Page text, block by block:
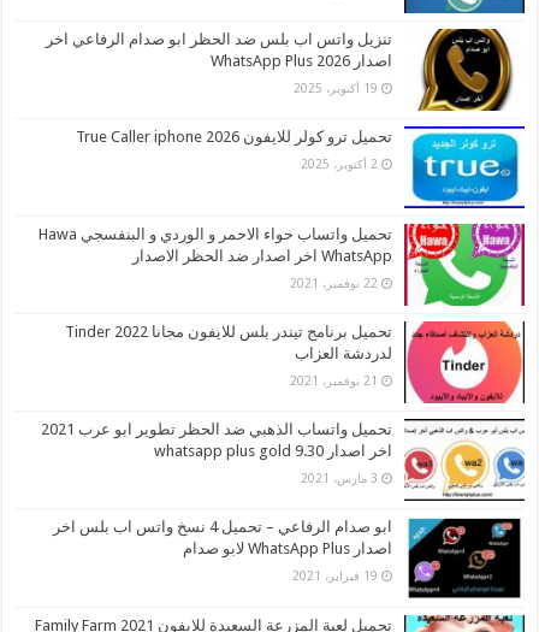
تنزيل واتس اب بلس ضد الحظر ابو صدام الرفاعي اخر
اصدار 2026 WhatsApp Plus
19 أكتوبر، 2025
تحميل ترو كولر للايفون 2026 True Caller iphone
2 أكتوبر، 2025
تحميل واتساب حواء الاحمر و الوردي و البنفسجي Hawa
WhatsApp اخر اصدار ضد الحظر الاصدار
22 نوفمبر، 2021
تحميل برنامج تيندر بلس للايفون مجانا 2022 Tinder
لدردشة العزاب
21 نوفمبر، 2021
تحميل واتساب الذهبي ضد الحظر تطوير ابو عرب 2021
اخر اصدار whatsapp plus gold 9.30
3 مارس، 2021
ابو صدام الرفاعي – تحميل 4 نسخ واتس اب بلس اخر
اصدار WhatsApp Plus لابو صدام
19 فبراير، 2021
تحميل لعبة المزرعة السعيدة للايفون 2021 Family Farm